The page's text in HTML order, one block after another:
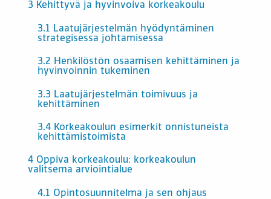
3 Kehittyvä ja hyvinvoiva korkeakoulu
3.1 Laatujärjestelmän hyödyntäminen
strategisessa johtamisessa
3.2 Henkilöstön osaamisen kehittäminen ja
hyvinvoinnin tukeminen
3.3 Laatujärjestelmän toimivuus ja
kehittäminen
3.4 Korkeakoulun esimerkit onnistuneista
kehittämistoimista
4 Oppiva korkeakoulu: korkeakoulun
valitsema arviointialue
4.1 Opintosuunnitelma ja sen ohjaus